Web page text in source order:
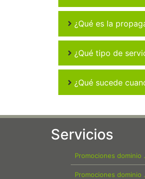
¿Qué es la
¿Qué tipo de
¿Qué sucede
Servicios
Promociones dominio
Promociones dominio